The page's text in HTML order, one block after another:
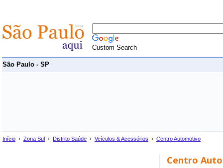
Custom Search
São Paulo - SP
Início › Zona Sul › Distrito Saúde › Veículos & Acessórios › Centro Automotivo
Centro